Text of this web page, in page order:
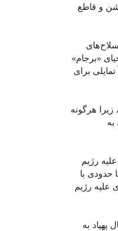
و قاطع
«برجام»
برای
زیرا هرگونه
رژیم
حدودی با
علیه رژیم
پهپاد به